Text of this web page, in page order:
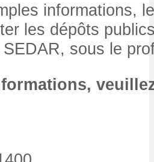
informations,
les dépôts
sous le